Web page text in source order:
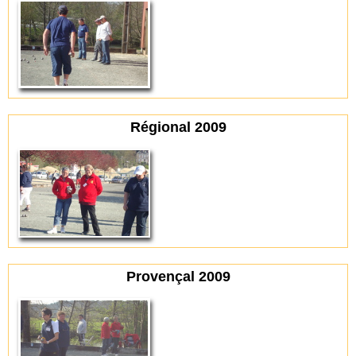
Régional 2009
Provençal 2009